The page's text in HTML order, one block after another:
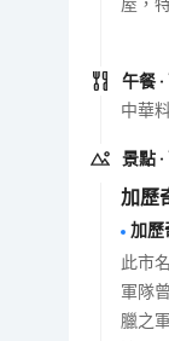
午餐
中華
景點
加歷
加歷
此市
軍隊
臘之